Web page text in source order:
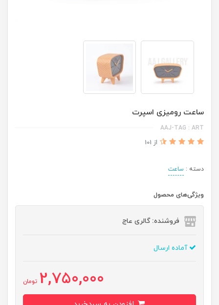
ساعت رومیزی اسپرت
AAJ-TAG : ART
از 101
دسته : ساعت
ویژگی‌های محصول
فروشنده: گالری عاج
آماده ارسال
2,750,000 تومان